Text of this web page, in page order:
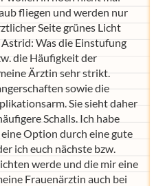
fliegen und werden nur
Seite grünes Licht
Was die Einstufung
die Häufigkeit der
Ärztin sehr strikt.
sowie die
Sie sieht daher
Schalls. Ich habe
Option durch eine gute
ich euch nächste bzw.
werde und die mir eine
Frauenärztin auch bei